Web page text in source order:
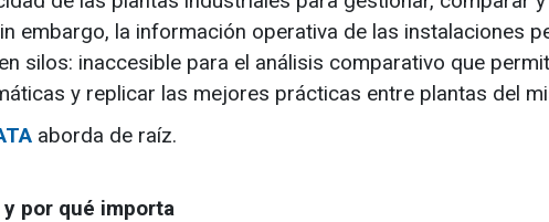
embargo, la información operativa de las instalaciones
silos: inaccesible para el análisis comparativo que
y replicar las mejores prácticas entre plantas del
aborda de raíz.
por qué importa